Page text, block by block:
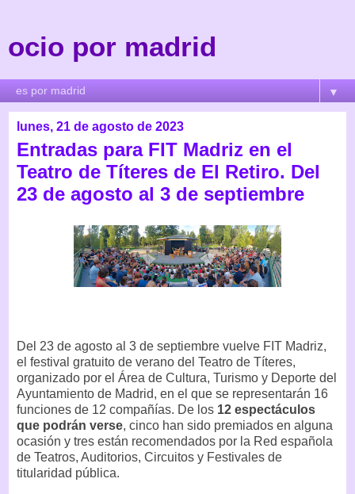
ocio por madrid
▼
lunes, 21 de agosto de 2023
Entradas para FIT Madriz en el
Teatro de Títeres de El Retiro. Del
23 de agosto al 3 de septiembre
Del 23 de agosto al 3 de septiembre vuelve FIT Madriz,
el festival gratuito de verano del Teatro de Títeres,
organizado por el Área de Cultura, Turismo y Deporte del
Ayuntamiento de Madrid, en el que se representarán 16
funciones de 12 compañías. De los 12 espectáculos
que podrán verse, cinco han sido premiados en alguna
ocasión y tres están recomendados por la Red española
de Teatros, Auditorios, Circuitos y Festivales de
titularidad pública.